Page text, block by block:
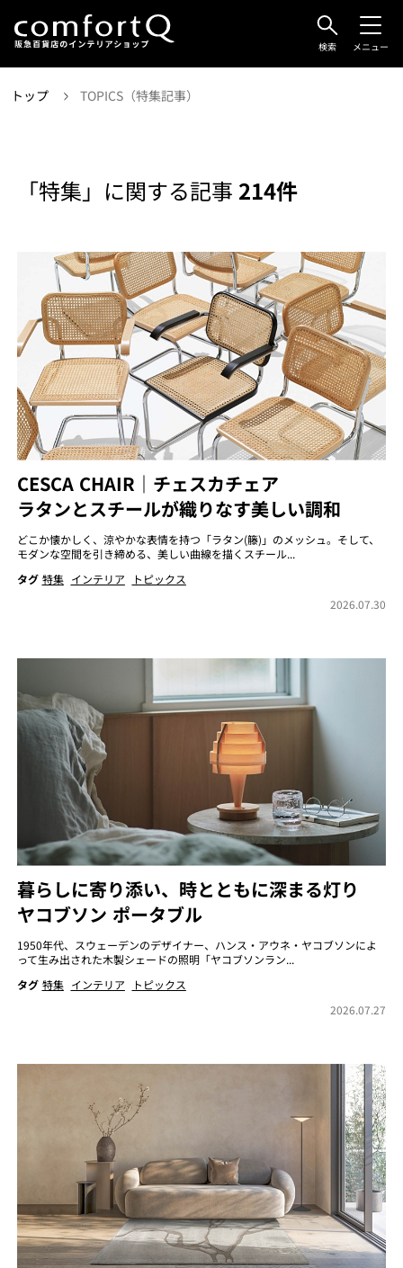
検索 メニュー
トップ TOPICS（特集記事）
「特集」に関する記事 214件
CESCA CHAIR｜チェスカチェア
ラタンとスチールが織りなす美しい調和
どこか懐かしく、涼やかな表情を持つ「ラタン(籐)」のメッシュ。そして、
モダンな空間を引き締める、美しい曲線を描くスチール...
タグ 特集 インテリア
トピックス
2026.07.30
暮らしに寄り添い、時とともに深まる灯り
ヤコブソン ポータブル
1950年代、スウェーデンのデザイナー、ハンス・アウネ・ヤコブソンによ
って生み出された木製シェードの照明「ヤコブソンラン...
タグ 特集 インテリア
トピックス
2026.07.27